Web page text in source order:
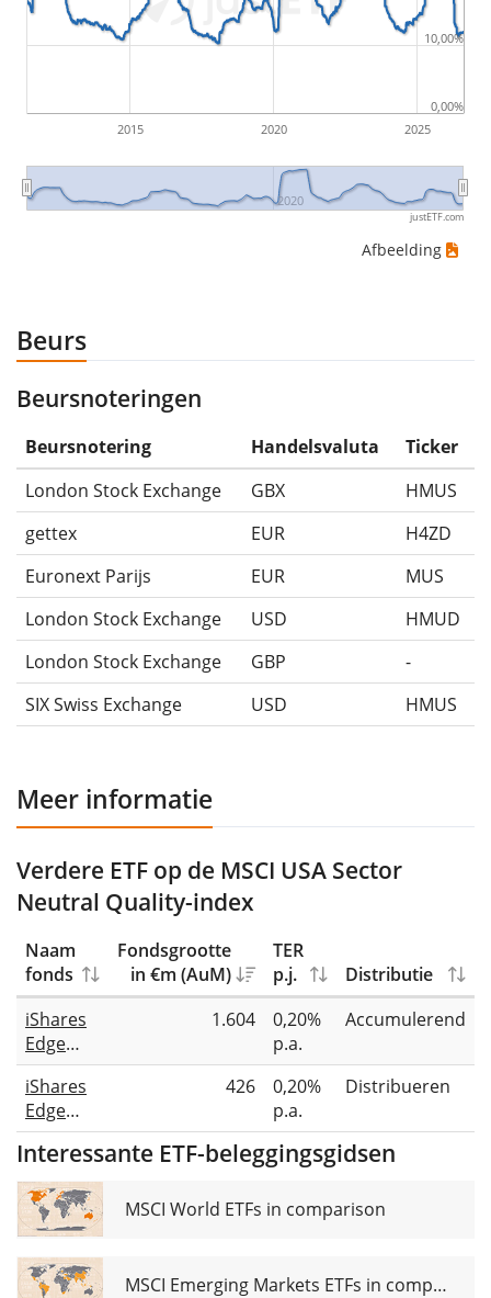
2015 2020 2025
2020
0,00%
10,00%
justETF.com
Afbeelding
Beurs
Beursnoteringen
Beursnotering Handelsvaluta
Ticker
London Stock Exchange
GBX
HMUS
gettex
EUR
H4ZD
Euronext Parijs
EUR
MUS
London Stock Exchange
USD
HMUD
London Stock Exchange
GBP
-
SIX Swiss Exchange
USD HMUS
Meer informatie
Verdere ETF op de MSCI USA Sector
Neutral Quality-index
Naam
fonds
Fondsgrootte
in €m (AuM)
TER
p.j.
Distributie
iShares
Edge
MSCI
USA
Quality
Factor
UCITS
ETF
1.604
0,20%
p.a.
Accumulerend
iShares
Edge
MSCI
USA
Quality
Factor
UCITS
ETF USD
(Dist)
426
0,20%
p.a.
Distribueren
Interessante ETF-beleggingsgidsen
MSCI World ETFs in comparison
MSCI Emerging Markets ETFs in comparison